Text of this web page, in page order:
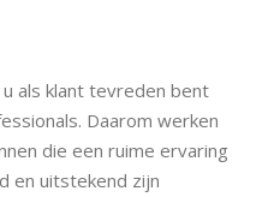
als klant tevreden bent
Daarom werken
die een ruime ervaring
en uitstekend zijn